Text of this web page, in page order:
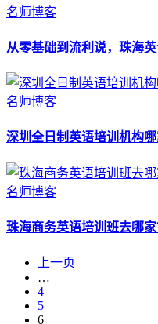
名师博客
从零基础到流利说，珠海
名师博客
深圳全日制英语培训机构
名师博客
珠海商务英语培训班去哪家
上一页
…
4
5
6